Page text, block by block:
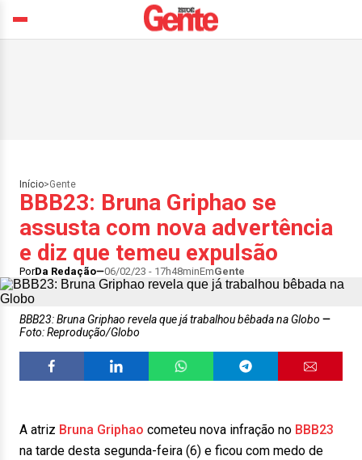
Início>Gente
BBB23: Bruna Griphao se
assusta com nova advertência
e diz que temeu expulsão
PorDa Redação 06/02/23 - 17h48minEmGente
BBB23: Bruna Griphao revela que já trabalhou bêbada na Globo
Foto: Reprodução/Globo
A atriz Bruna Griphao cometeu nova infração no BBB23
na tarde desta segunda-feira (6) e ficou com medo de